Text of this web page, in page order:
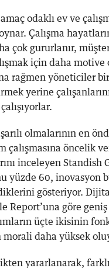
odaklı ev ve
Çalışma
çok gururlanır,
için daha motive
rağmen yöneticiler
yerine
olmalarının en
çalışmasına öncelik
inceleyen Standish
yüzde 60, inovasyon
gösteriyor.
Report’una göre
üçte ikisinin
morali daha yüksek
yararlanarak,